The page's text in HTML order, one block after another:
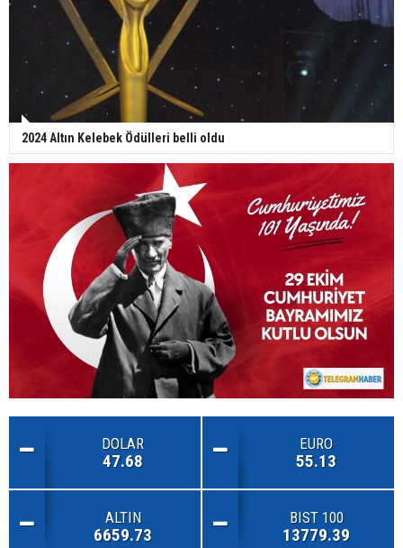
2024 Altın Kelebek Ödülleri belli oldu
DOLAR
47.68
EURO
55.13
ALTIN
6659.73
BIST 100
13779.39